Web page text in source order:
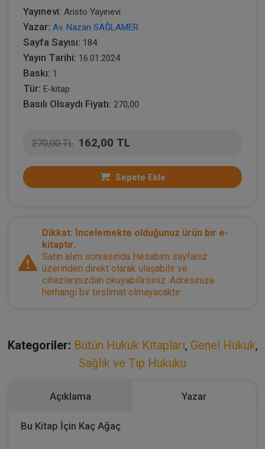
Yayınevi: Aristo Yayınevi
Yazar: Av. Nazan SAĞLAMER
Sayfa Sayısı: 184
Yayın Tarihi: 16.01.2024
Baskı: 1
Tür: E-kitap
Basılı Olsaydı Fiyatı: 270,00
270,00 TL 162,00 TL
Sepete Ekle
Dikkat: İncelemekte olduğunuz ürün bir e-
kitaptır.
Satın alım sonrasında Hesabım sayfanız
üzerinden direkt olarak ulaşabilir ve
cihazlarınızdan okuyabilirsiniz. Adresinize
herhangi bir teslimat olmayacaktır.
Kategoriler: Bütün Hukuk Kitapları, Genel Hukuk,
Sağlık ve Tıp Hukuku
Açıklama Yazar
Bu Kitap İçin Kaç Ağaç